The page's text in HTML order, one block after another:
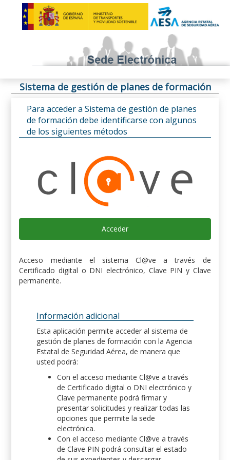
Sistema de gestión de planes de formación
Para acceder a Sistema de gestión de planes
de formación debe identificarse con algunos
de los siguientes métodos
Acceder
Acceso mediante el sistema Cl@ve a través de
Certificado digital o DNI electrónico, Clave PIN y Clave
permanente.
Información adicional
Esta aplicación permite acceder al sistema de
gestión de planes de formación con la Agencia
Estatal de Seguridad Aérea, de manera que
usted podrá:
Con el acceso mediante Cl@ve a través
de Certificado digital o DNI electrónico y
Clave permanente podrá firmar y
presentar solicitudes y realizar todas las
opciones que permite la sede
electrónica.
Con el acceso mediante Cl@ve a través
de Clave PIN podrá consultar el estado